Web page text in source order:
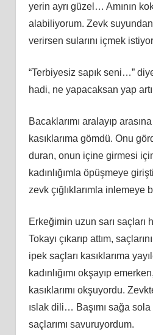
yerin ayrı güzel… Amının
alabiliyorum. Zevk suyundan
verirsen sularını içmek
“Terbiyesiz sapık seni…”
hadi, ne yapacaksan yap
Bacaklarımı aralayıp
kasıklarıma gömdü. Onu
duran, onun içine girmesi
kadınlığımla öpüşmeye
zevk çığlıklarımla inlemeye
Erkeğimin uzun sarı saçları
Tokayı çıkarıp attım,
ipek saçları kasıklarıma
kadınlığımı okşayıp
kasıklarımı okşuyordu.
ıslak dili… Başımı sağa
saçlarımı savuruyordum.